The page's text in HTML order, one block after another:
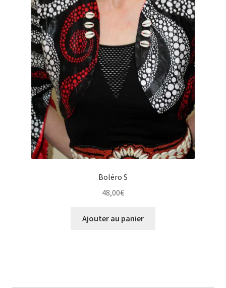
Boléro S
48,00€
Ajouter au panier